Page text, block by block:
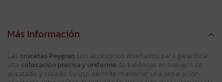
Más Información
Las crucetas Peygran son accesorios diseñados para garantizar
una colocación precisa y uniforme de baldosas en trabajos de
alicatado y solado. Su uso permite mantener una separación